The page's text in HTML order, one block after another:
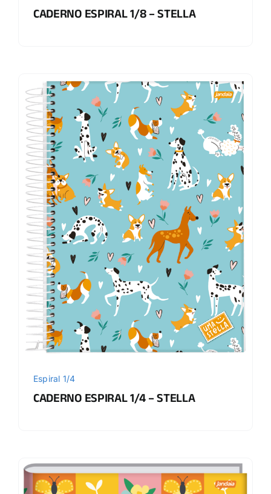
CADERNO ESPIRAL 1/8 – STELLA
Espiral 1/4
CADERNO ESPIRAL 1/4 – STELLA